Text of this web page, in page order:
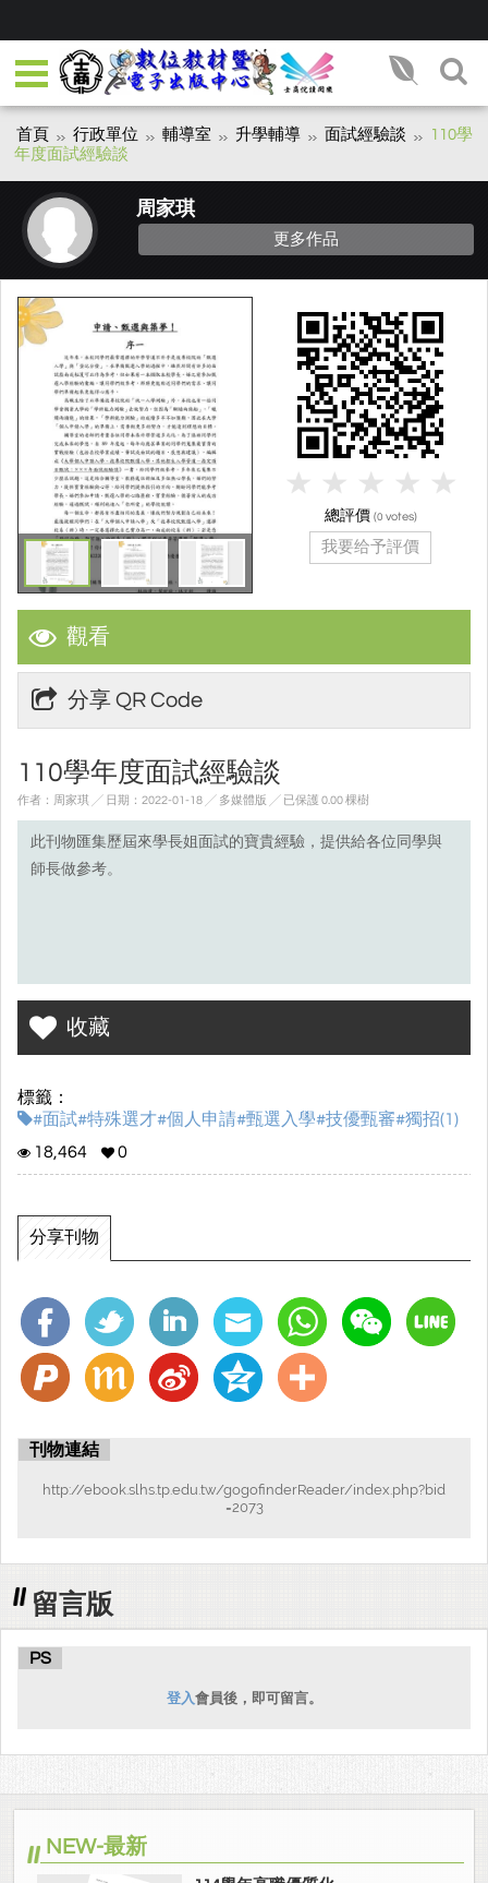
首頁 行政單位 輔導室 升學輔導 面試經驗談
110學
年度面試經驗談
周家琪
更多作品
觀看
分享 QR Code
110學年度面試經驗談
作者：周家琪 ╱ 日期：2022-01-18 ╱ 多媒體版 ╱ 已保護 0.00 棵樹
此刊物匯集歷屆來學長姐面試的寶貴經驗，提供給各位同學與
師長做參考。
收藏
標籤：
#面試#特殊選才#個人申請#甄選入學#技優甄審#獨招(1)
18,464
0
分享刊物
刊物連結
http://ebook.slhs.tp.edu.tw/gogofinderReader/index.php?bid
=2073
留言版
PS
登入會員後，即可留言。
總評價 (0 votes)
我要给予評價
NEW-最新